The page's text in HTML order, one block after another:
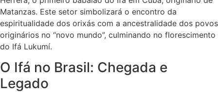
Matanzas. Este setor simbolizará o encontro da
espiritualidade dos orixás com a ancestralidade dos povos
originários no “novo mundo”, culminando no florescimento
do Ifá Lukumí.
O Ifá no Brasil: Chegada e
Legado